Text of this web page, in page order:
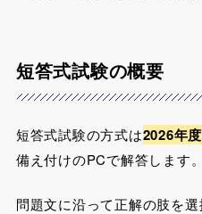
短答式試験の概要
短答式試験の方式は2026年
備え付けのPCで解答します。
問題文に沿って正解の肢を